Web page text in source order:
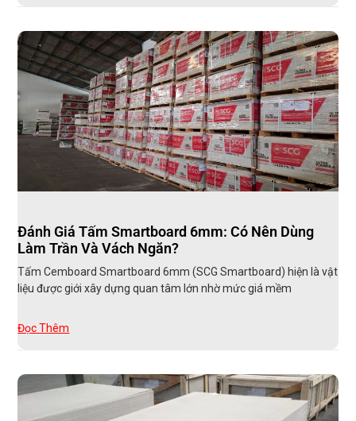
Đánh Giá Tấm Smartboard 6mm: Có Nên Dùng
Làm Trần Và Vách Ngăn?
Tấm Cemboard Smartboard 6mm (SCG Smartboard) hiện là vật
liệu được giới xây dựng quan tâm lớn nhờ mức giá mềm
Đọc Thêm